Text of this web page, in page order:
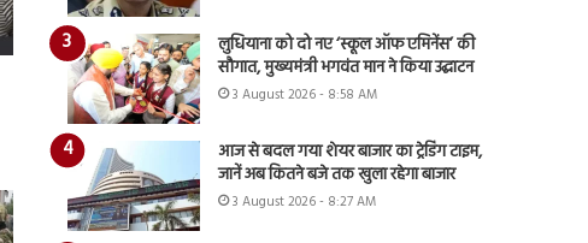
लुधियाना को दो नए ‘स्कूल ऑफ एमिनेंस’ की
सौगात, मुख्यमंत्री भगवंत मान ने किया उद्घाटन
3 August 2026 - 8:58 AM
आज से बदल गया शेयर बाजार का ट्रेडिंग टाइम,
जानें अब कितने बजे तक खुला रहेगा बाजार
3 August 2026 - 8:27 AM